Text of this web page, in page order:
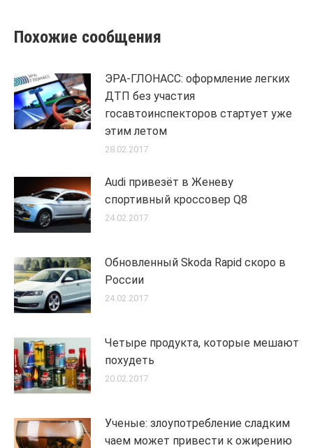
Похожие сообщения
ЭРА-ГЛОНАСС: оформление легких
ДТП без участия
госавтоинспекторов стартует уже
этим летом
28.02.2017
Audi привезёт в Женеву
спортивный кроссовер Q8
24.02.2017
Обновленный Skoda Rapid скоро в
России
24.02.2017
Четыре продукта, которые мешают
похудеть
20.02.2017
Ученые: злоупотребление сладким
чаем может привести к ожирению